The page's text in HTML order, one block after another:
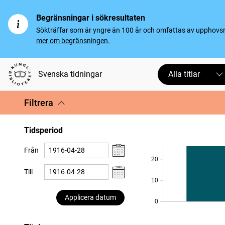
Begränsningar i sökresultaten
Sökträffar som är yngre än 100 år och omfattas av
mer om begränsningen.
Svenska tidningar Alla titlar
Filtrera
Tidsperiod
Från
Till
Applicera datum
0
10
20